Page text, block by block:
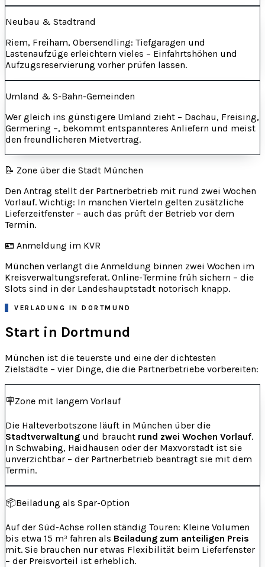
Neubau & Stadtrand
Riem, Freiham, Obersendling: Tiefgaragen und
Lastenaufzüge erleichtern vieles – Einfahrtshöhen und
Aufzugsreservierung vorher prüfen lassen.
Umland & S-Bahn-Gemeinden
Wer gleich ins günstigere Umland zieht – Dachau, Freising,
Germering –, bekommt entspannteres Anliefern und meist
den freundlicheren Mietvertrag.
📝 Zone über die Stadt München
Den Antrag stellt der Partnerbetrieb mit rund zwei Wochen
Vorlauf. Wichtig: In manchen Vierteln gelten zusätzliche
Lieferzeitfenster – auch das prüft der Betrieb vor dem
Termin.
🪪 Anmeldung im KVR
München verlangt die Anmeldung binnen zwei Wochen im
Kreisverwaltungsreferat. Online-Termine früh sichern – die
Slots sind in der Landeshauptstadt notorisch knapp.
VERLADUNG IN DORTMUND
Start in Dortmund
München ist die teuerste und eine der dichtesten
Zielstädte – vier Dinge, die die Partnerbetriebe vorbereiten:
🪧Zone mit langem Vorlauf
Die Halteverbotszone läuft in München über die
Stadtverwaltung und braucht rund zwei Wochen Vorlauf.
In Schwabing, Haidhausen oder der Maxvorstadt ist sie
unverzichtbar – der Partnerbetrieb beantragt sie mit dem
Termin.
📦Beiladung als Spar-Option
Auf der Süd-Achse rollen ständig Touren: Kleine Volumen
bis etwa 15 m³ fahren als Beiladung zum anteiligen Preis
mit. Sie brauchen nur etwas Flexibilität beim Lieferfenster
– der Preisvorteil ist erheblich.